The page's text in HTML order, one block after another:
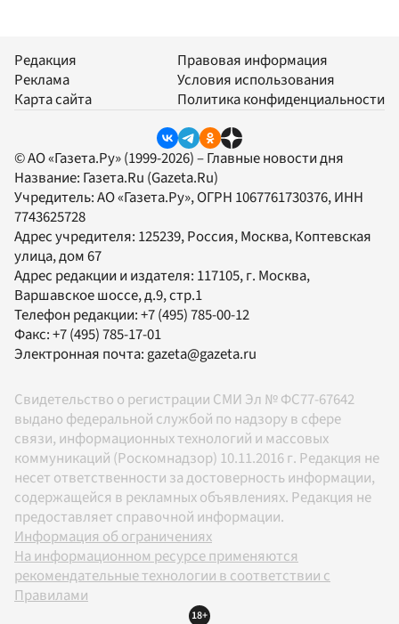
Редакция
Реклама
Карта сайта
Правовая информация
Условия использования
Политика конфиденциальности
© АО «Газета.Ру» (1999-2026) – Главные новости дня
Название: Газета.Ru (Gazeta.Ru)
Учредитель:АО «Газета.Ру», ОГРН 1067761730376, ИНН
7743625728
Адрес учредителя: 125239, Россия, Москва, Коптевская
улица, дом 67
Адрес редакции и издателя: 117105, г. Москва,
Варшавское шоссе, д.9, стр.1
Телефон редакции:+7 (495) 785-00-12
Факс:+7 (495) 785-17-01
Электронная почта:gazeta@gazeta.ru
Свидетельство о регистрации СМИ Эл № ФС77-67642
выдано федеральной службой по надзору в сфере
связи, информационных технологий и массовых
коммуникаций (Роскомнадзор) 10.11.2016 г. Редакция не
несет ответственности за достоверность информации,
содержащейся в рекламных объявлениях. Редакция не
предоставляет справочной информации.
Информация об ограничениях
На информационном ресурсе применяются
рекомендательные технологии в соответствии с
Правилами
18+